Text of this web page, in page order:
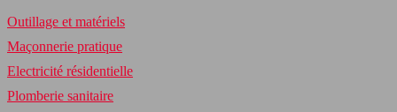
Outillage et matériels
Maçonnerie pratique
Electricité résidentielle
Plomberie sanitaire